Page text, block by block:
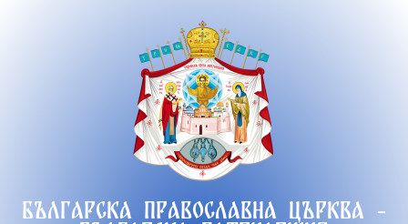
Българска православна църква -